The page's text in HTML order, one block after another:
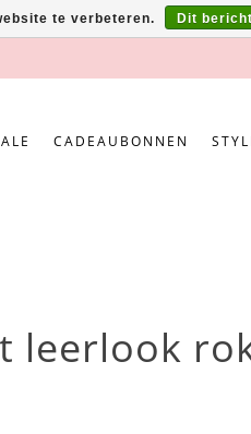
CADEAUBONNEN
leerlook
te verbeteren. Dit